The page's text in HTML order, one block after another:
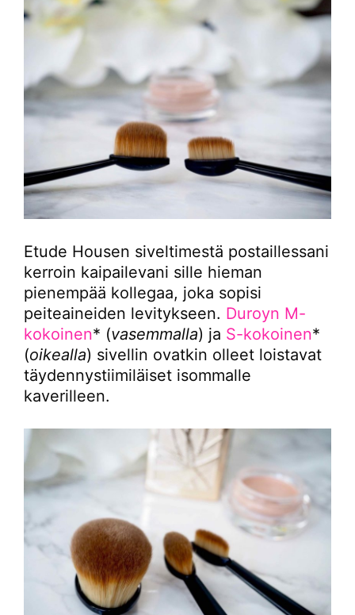
Etude Housen siveltimestä postaillessani
kerroin kaipailevani sille hieman
pienempää kollegaa, joka sopisi
peiteaineiden levitykseen. Duroyn M-
kokoinen* (vasemmalla) ja S-kokoinen*
(oikealla) sivellin ovatkin olleet loistavat
täydennystiimiläiset isommalle
kaverilleen.